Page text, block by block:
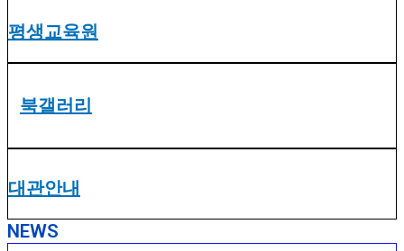
평생교육원
북갤러리
대관안내
NEWS